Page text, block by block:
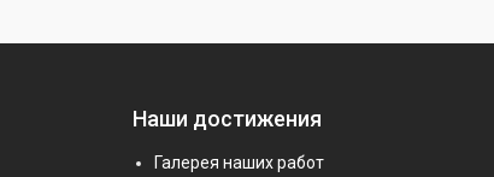
Наши достижения
Галерея наших работ